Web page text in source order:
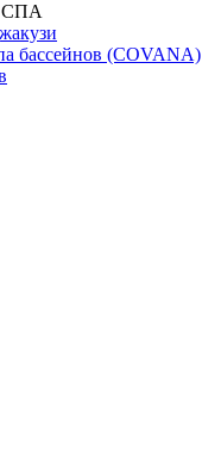
СПА
бассейнов (COVANA)